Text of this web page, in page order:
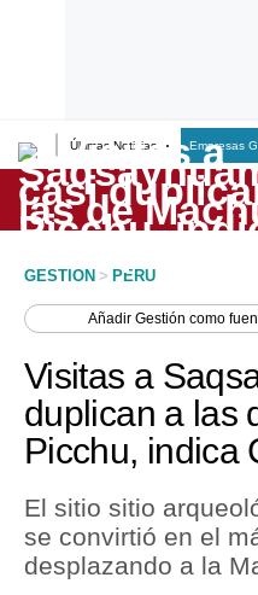
Últimas Noticias Empresas G
Lo último
Peru Quiosco
Economía
Mercados
Política
Tu Dinero
GESTION > PERU
AñadirGestión como
Visitas a
duplican a las
Picchu, indica
El sitio sitio
se convirtió en el
desplazando a la